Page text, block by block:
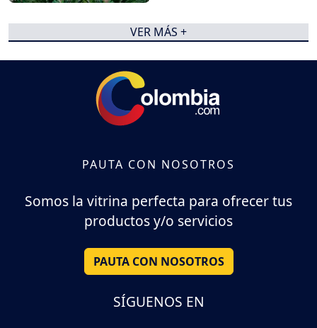
VER MÁS +
PAUTA CON NOSOTROS
Somos la vitrina perfecta para ofrecer tus
productos y/o servicios
PAUTA CON NOSOTROS
SÍGUENOS EN